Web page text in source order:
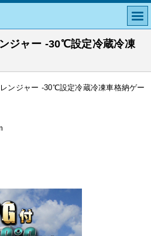
ジャー -30℃設定冷蔵冷凍
ンジャー -30℃設定冷蔵冷凍車格納ゲー